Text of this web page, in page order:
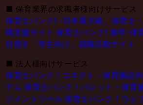
■ 保育業界の求職者様向けサービス
保育士バンク! -日本最大級。保育士
職支援サイト 保育士バンク! 新卒-保
目指す「学生向け」就職活動サイト
■ 法人様向けサービス
保育士バンク！コネクト - 保育施設
テム 保育士バンク！パレット - 保育
ジメントツール 保育士バンク！ウェ